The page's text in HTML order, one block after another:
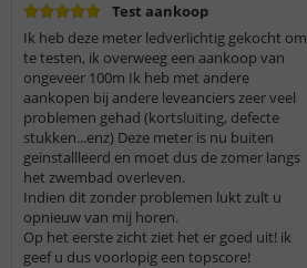
Test aankoop
Ik heb deze meter ledverlichtig gekocht om
te testen, ik overweeg een aankoop van
ongeveer 100m Ik heb met andere
aankopen bij andere leveanciers zeer veel
problemen gehad (kortsluiting, defecte
stukken...enz) Deze meter is nu buiten
geinstallleerd en moet dus de zomer langs
het zwembad overleven.
Indien dit zonder problemen lukt zult u
opnieuw van mij horen.
Op het eerste zicht ziet het er goed uit! ik
geef u dus voorlopig een topscore!